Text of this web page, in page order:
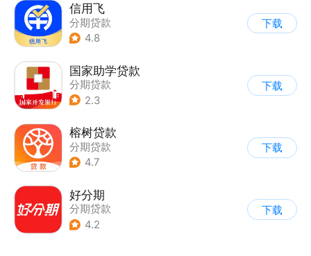
信用飞
分期贷款
4.8
下载
国家助学贷款
分期贷款
2.3
下载
榕树贷款
分期贷款
4.7
下载
好分期
分期贷款
4.2
下载